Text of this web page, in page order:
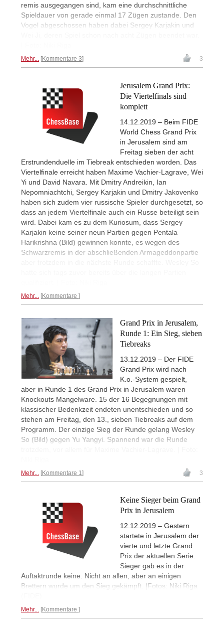
remis ausgegangen sind, kam eine durchschnittliche
Spieldauer von gerade einmal 17 Zügen zustande. Den
Vogel abgeschossen haben dabei Sergey Karjakin und
Mehr... Kommentare 3 3
Jerusalem Grand Prix:
Die Viertelfinals sind
komplett
14.12.2019 – Beim FIDE
World Chess Grand Prix
in Jerusalem sind am
Freitag sieben der acht
Erstrundenduelle im Tiebreak entschieden worden. Das
Viertelfinale erreicht haben Maxime Vachier-Lagrave, Wei
Yi und David Navara. Mit Dmitry Andreikin, Ian
Nepomniachtchi, Sergey Karjakin und Dmitry Jakovenko
haben sich zudem vier russische Spieler durchgesetzt, so
dass an jedem Viertelfinale auch ein Russe beteiligt sein
wird. Dabei kam es zu dem Kuriosum, dass Sergey
Karjakin keine seiner neun Partien gegen Pentala
Harikrishna (Bild) gewinnen konnte, es wegen des
Schwarzremis in der abschließenden Armageddonpartie
Mehr... Kommentare
Grand Prix in Jerusalem,
Runde 1: Ein Sieg, sieben
Tiebreaks
13.12.2019 – Der FIDE
Grand Prix wird nach
K.o.-System gespielt,
aber in Runde 1 des Grand Prix in Jerusalem waren
Knockouts Mangelware. 15 der 16 Begegnungen mit
klassischer Bedenkzeit endeten unentschieden und so
stehen am Freitag, den 13., sieben Tiebreaks auf dem
Programm. Der einzige Sieg der Runde gelang Wesley
So (Bild) gegen Yu Yangyi. Spannend war die Runde
Mehr... Kommentare 1 3
Keine Sieger beim Grand
Prix in Jerusalem
12.12.2019 – Gestern
startete in Jerusalem der
vierte und letzte Grand
Prix der aktuellen Serie.
Sieger gab es in der
Auftaktrunde keine. Nicht an allen, aber an einigen
Brettern wurde um den Sieg gekämpft. |Fotos: Niki Riga
Mehr... Kommentare